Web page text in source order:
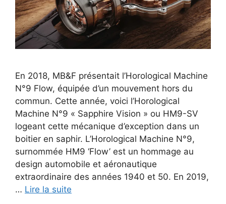
En 2018, MB&F présentait l’Horological Machine
N°9 Flow, équipée d’un mouvement hors du
commun. Cette année, voici l’Horological
Machine N°9 « Sapphire Vision » ou HM9-SV
logeant cette mécanique d’exception dans un
boitier en saphir. L’Horological Machine N°9,
surnommée HM9 ‘Flow’ est un hommage au
design automobile et aéronautique
extraordinaire des années 1940 et 50. En 2019,
… Lire la suite